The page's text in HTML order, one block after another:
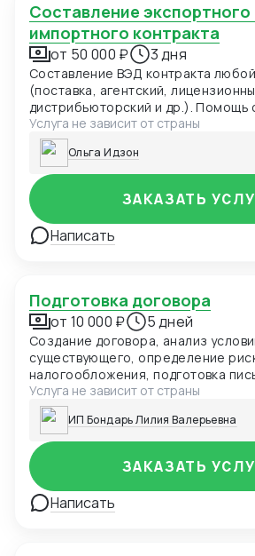
Составление экспортного или
импортного контракта
от 50 000 ₽ 3 дня
Составление ВЭД контракта
(поставка, агентский,
дистрибьюторский и др.). Помощь
Инкотермс. Включение в контракт положений о
переходе права собственности,
гарантий, форс-мажоре и иных
оговорок. Выбор оптимального для
применимого права. Правовое заключение по
контракту, рекомендации по
Услуга не зависит от страны
Ольга Идзон
Написать
ЗАКАЗАТЬ
Подготовка договора
от 10 000 ₽ 5 дней
Создание договора, анализ
существующего, определение
налогообложения, подготовка
аналитической консультации с
ключевых позиций
Услуга не зависит от страны
ИП Бондарь Лилия Валерьевна
Написать
ЗАКАЗАТЬ